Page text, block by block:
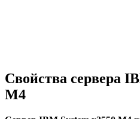
Свойства сервера
M4